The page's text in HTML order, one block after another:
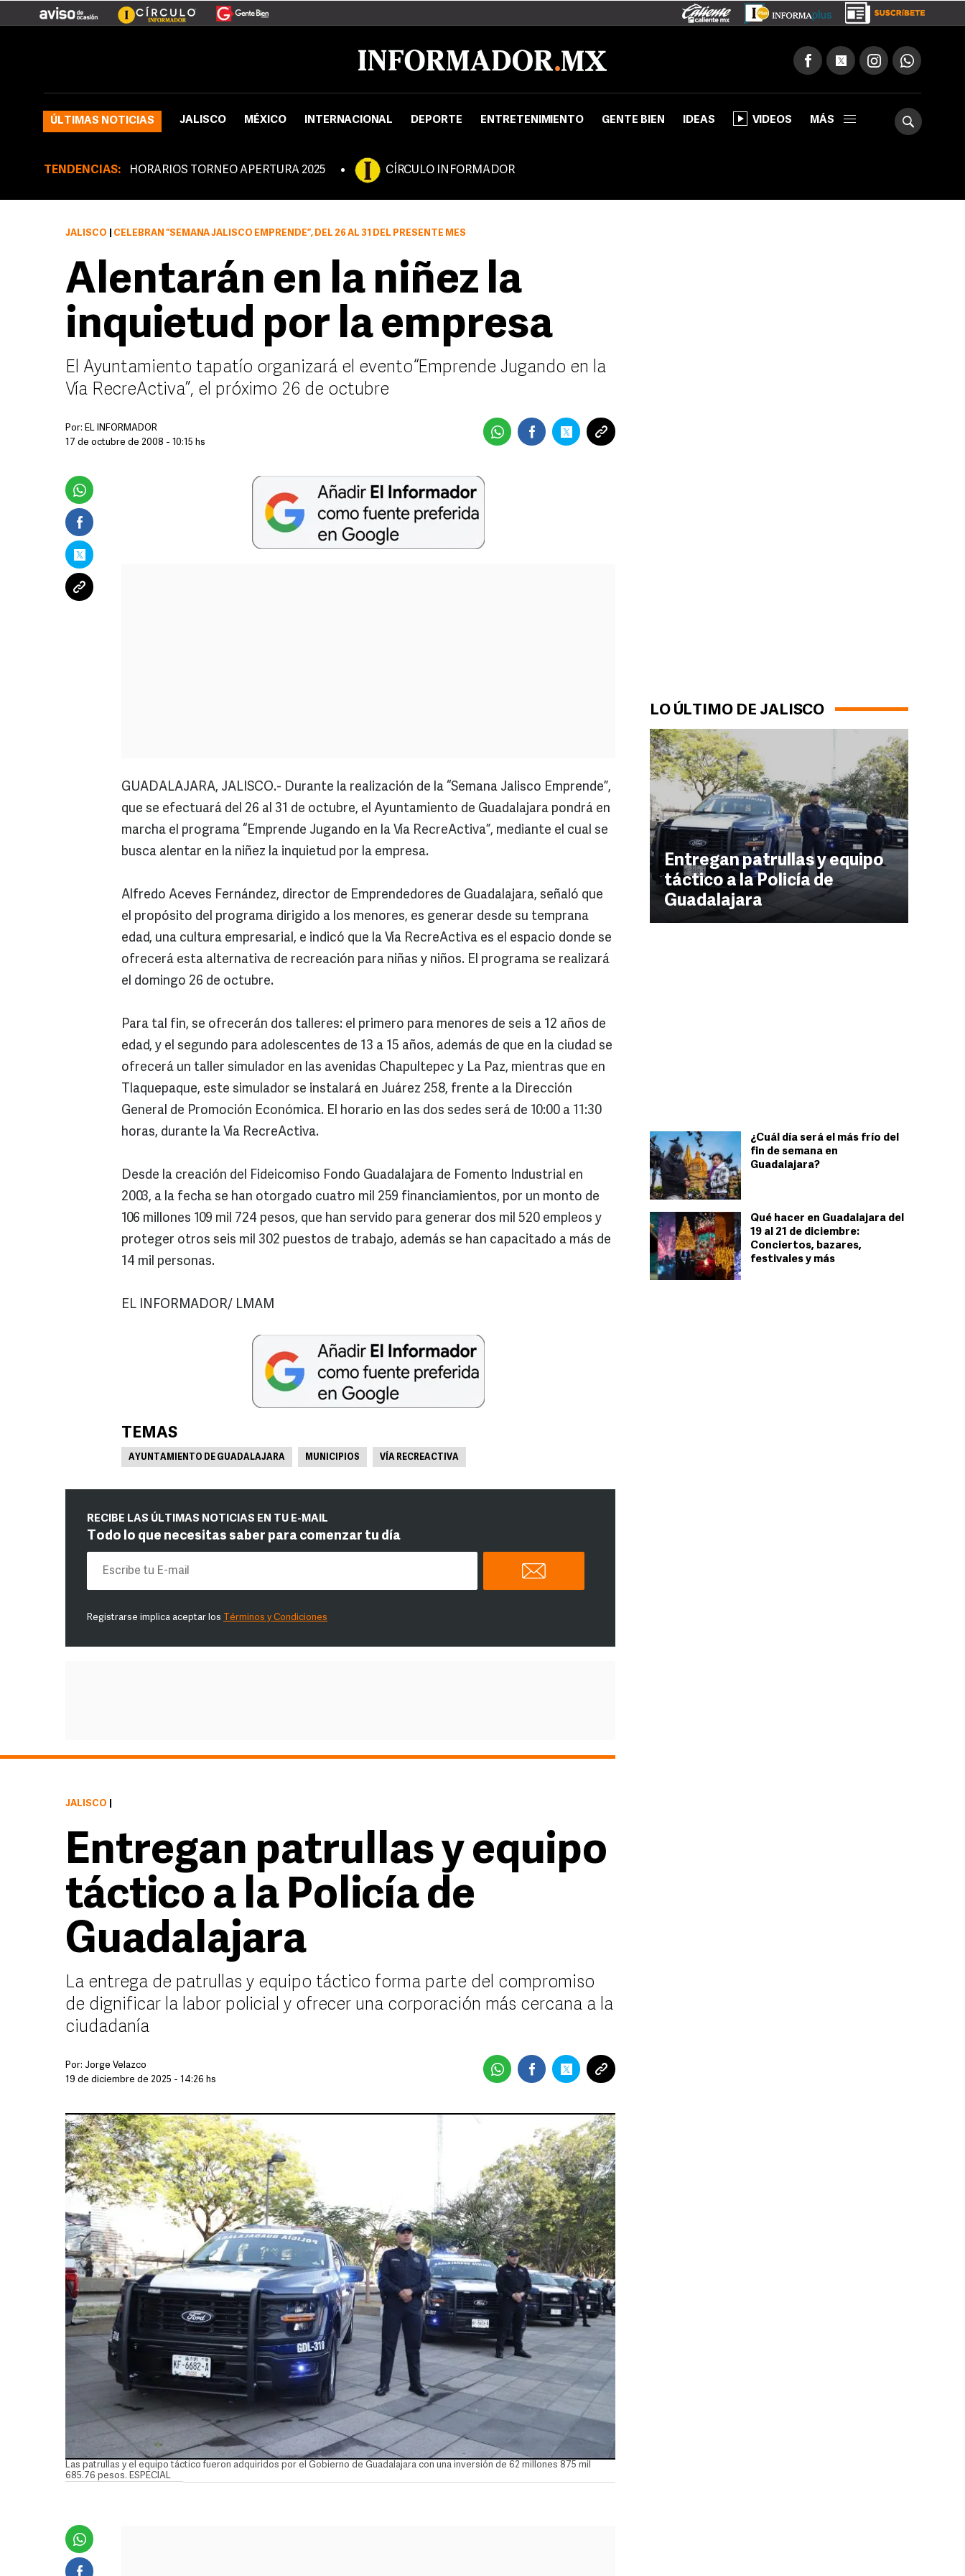
ÚLTIMAS NOTICIAS JALISCO MÉXICO INTERNACIONAL DEPORTE ENTRETENIMIENTO GENTE BIEN IDEAS VIDEOS MÁS
TENDENCIAS: HORARIOS TORNEO APERTURA 2025 CÍRCULO INFORMADOR
LO ÚLTIMO DE JALISCO
Entregan patrullas y equipo
táctico a la Policía de
Guadalajara
¿Cuál día será el más frío del
fin de semana en
Guadalajara?
Qué hacer en Guadalajara del
19 al 21 de diciembre:
Conciertos, bazares,
festivales y más
JALISCO CELEBRAN “SEMANA JALISCO EMPRENDE”, DEL 26 AL 31 DEL PRESENTE MES
Alentarán en la niñez la
inquietud por la empresa
El Ayuntamiento tapatío organizará el evento “Emprende Jugando en la
Vía RecreActiva”, el próximo 26 de octubre
Por: EL INFORMADOR
17 de octubre de 2008 - 10:15 hs
GUADALAJARA, JALISCO.- Durante la realización de la “Semana Jalisco Emprende”,
que se efectuará del 26 al 31 de octubre, el Ayuntamiento de Guadalajara pondrá en
marcha el programa “Emprende Jugando en la Vía RecreActiva”, mediante el cual se
busca alentar en la niñez la inquietud por la empresa.
Alfredo Aceves Fernández, director de Emprendedores de Guadalajara, señaló que
el propósito del programa dirigido a los menores, es generar desde su temprana
edad, una cultura empresarial, e indicó que la Vía RecreActiva es el espacio donde se
ofrecerá esta alternativa de recreación para niñas y niños. El programa se realizará
el domingo 26 de octubre.
Para tal fin, se ofrecerán dos talleres: el primero para menores de seis a 12 años de
edad, y el segundo para adolescentes de 13 a 15 años, además de que en la ciudad se
ofrecerá un taller simulador en las avenidas Chapultepec y La Paz, mientras que en
Tlaquepaque, este simulador se instalará en Juárez 258, frente a la Dirección
General de Promoción Económica. El horario en las dos sedes será de 10:00 a 11:30
horas, durante la Vía RecreActiva.
Desde la creación del Fideicomiso Fondo Guadalajara de Fomento Industrial en
2003, a la fecha se han otorgado cuatro mil 259 financiamientos, por un monto de
106 millones 109 mil 724 pesos, que han servido para generar dos mil 520 empleos y
proteger otros seis mil 302 puestos de trabajo, además se han capacitado a más de
14 mil personas.
EL INFORMADOR/ LMAM
TEMAS
AYUNTAMIENTO DE GUADALAJARA MUNICIPIOS VÍA RECREACTIVA
RECIBE LAS ÚLTIMAS NOTICIAS EN TU E-MAIL
Todo lo que necesitas saber para comenzar tu día
Registrarse implica aceptar los Términos y Condiciones
JALISCO
Entregan patrullas y equipo
táctico a la Policía de
Guadalajara
La entrega de patrullas y equipo táctico forma parte del compromiso
de dignificar la labor policial y ofrecer una corporación más cercana a la
ciudadanía
Por: Jorge Velazco
19 de diciembre de 2025 - 14:26 hs
Las patrullas y el equipo táctico fueron adquiridos por el Gobierno de Guadalajara con una inversión de 62 millones 875 mil
685.76 pesos. ESPECIAL